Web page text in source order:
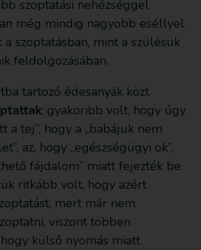
szoptatási nehézséggel
még mindig nagyobb eséllyel
szoptatásban, mint a szülésük
feldolgozásában.
tartozó édesanyák közt
; gyakoribb volt, hogy úgy
a tej”, hogy a „babájuk nem
az, hogy „egészségügyi ok”,
fájdalom” miatt fejezték be
ritkább volt, hogy azért
mert már nem
viszont többen
külső nyomás miatt